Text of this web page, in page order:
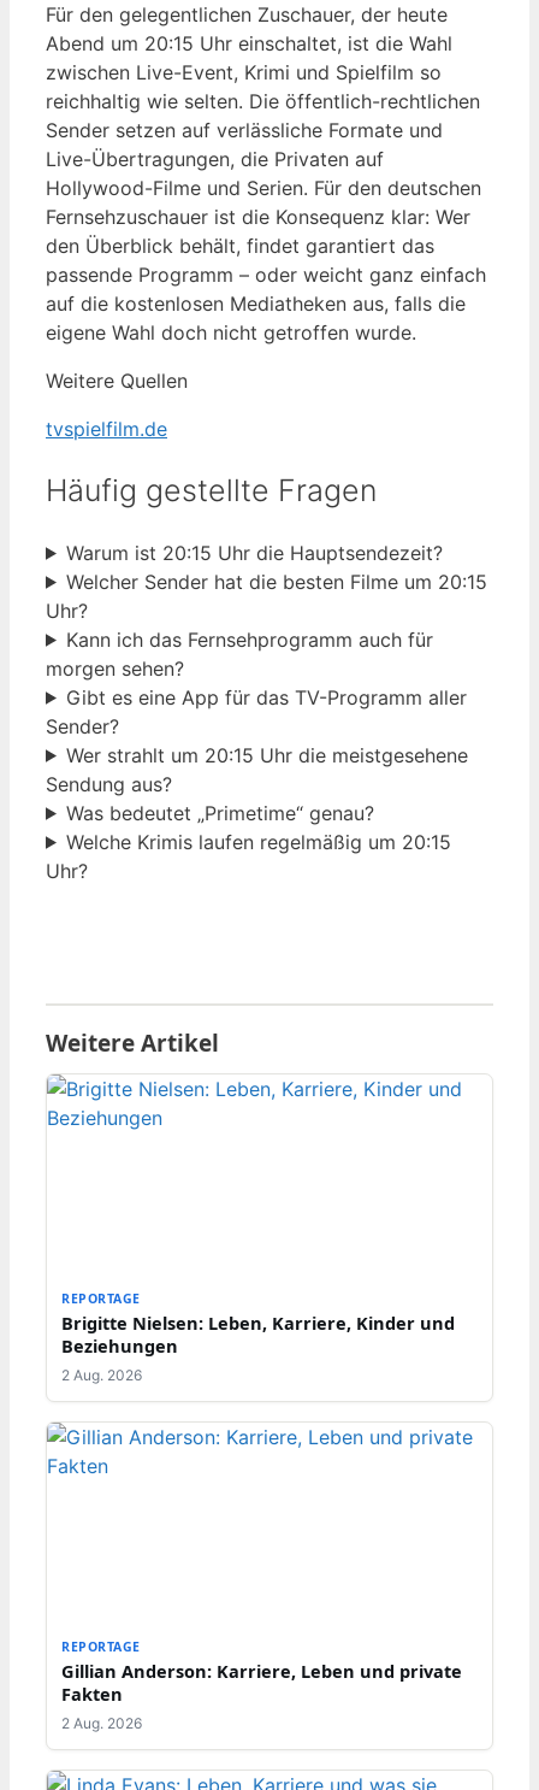
Für den gelegentlichen Zuschauer, der heute
Abend um 20:15 Uhr einschaltet, ist die Wahl
zwischen Live-Event, Krimi und Spielfilm so
reichhaltig wie selten. Die öffentlich-rechtlichen
Sender setzen auf verlässliche Formate und
Live-Übertragungen, die Privaten auf
Hollywood-Filme und Serien. Für den deutschen
Fernsehzuschauer ist die Konsequenz klar: Wer
den Überblick behält, findet garantiert das
passende Programm – oder weicht ganz einfach
auf die kostenlosen Mediatheken aus, falls die
eigene Wahl doch nicht getroffen wurde.
Weitere Quellen
tvspielfilm.de
Häufig gestellte Fragen
Warum ist 20:15 Uhr die Hauptsendezeit?
Welcher Sender hat die besten Filme um 20:15
Uhr?
Kann ich das Fernsehprogramm auch für
morgen sehen?
Gibt es eine App für das TV-Programm aller
Sender?
Wer strahlt um 20:15 Uhr die meistgesehene
Sendung aus?
Was bedeutet „Primetime“ genau?
Welche Krimis laufen regelmäßig um 20:15
Uhr?
Weitere Artikel
REPORTAGE
Brigitte Nielsen: Leben, Karriere, Kinder und
Beziehungen
2 Aug. 2026
REPORTAGE
Gillian Anderson: Karriere, Leben und private
Fakten
2 Aug. 2026